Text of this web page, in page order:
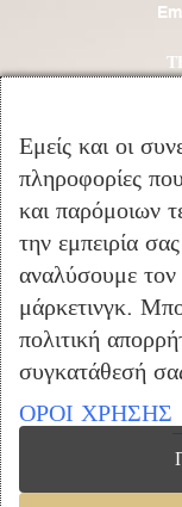
Εμείς και οι
πληροφορίες
και παρόμοιων
την εμπειρία
αναλύσουμε τον
μάρκετινγκ.
πολιτική
συγκατάθεσή
ΟΡΟΙ ΧΡΗΣΗΣ